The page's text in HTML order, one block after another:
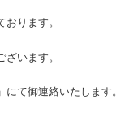
おります。
います。
て御連絡いたします。